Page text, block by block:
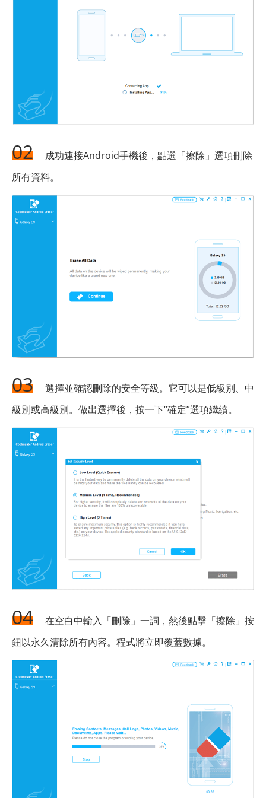
02
成功連接Android手機後，點選「擦除」選項刪除
所有資料。
03
選擇並確認刪除的安全等級。它可以是低級別、中
級別或高級別。做出選擇後，按一下“確定”選項繼續。
04
在空白中輸入「刪除」一詞，然後點擊「擦除」按
鈕以永久清除所有內容。程式將立即覆蓋數據。